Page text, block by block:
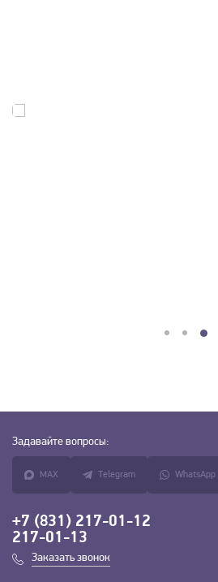
Задавайте вопросы:
MAX Telegram WhatsApp
+7 (831) 217-01-12
217-01-13
Заказать звонок